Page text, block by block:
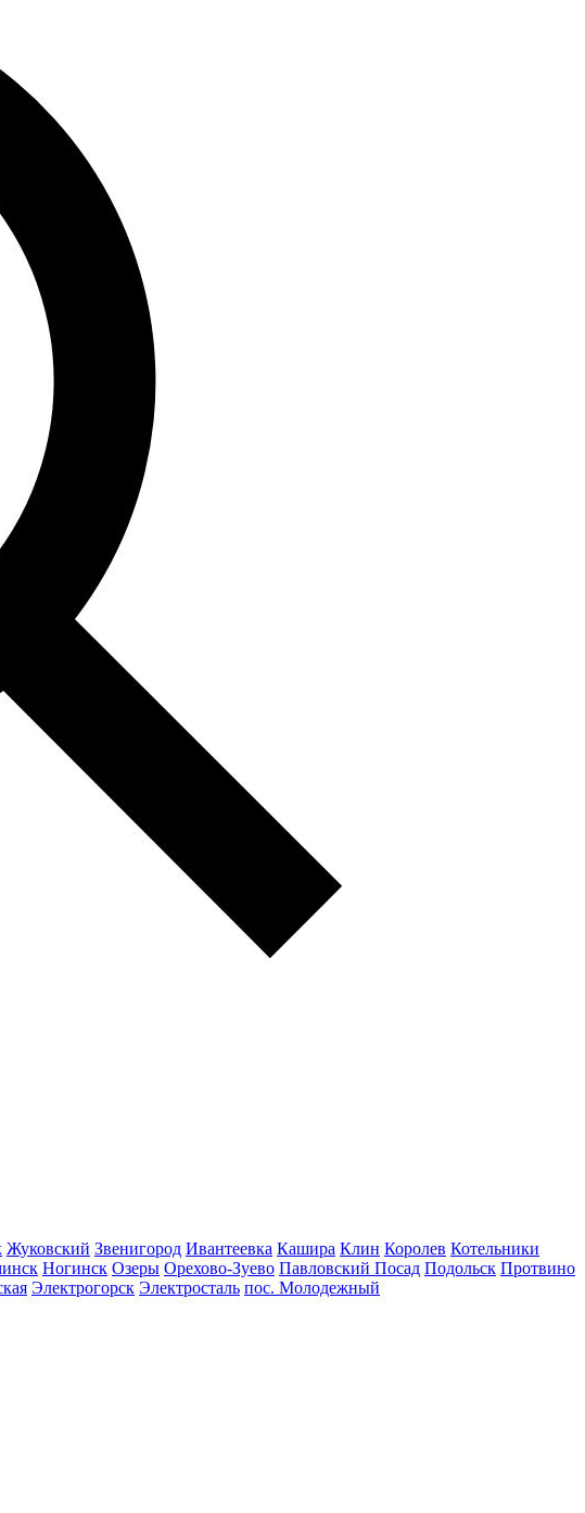
Жуковский Звенигород Ивантеевка Кашира Клин Королев Котельники
Ногинск Озеры Орехово-Зуево Павловский Посад Подольск Протвино
Электрогорск Электросталь пос. Молодежный